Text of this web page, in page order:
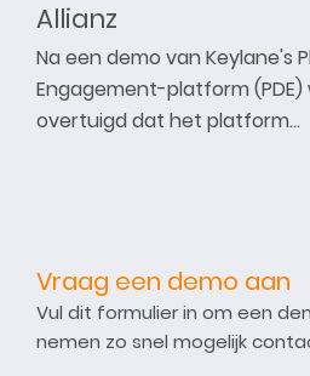
Allianz
Na een demo van Keylane's
Engagement-platform (PDE)
overtuigd dat het platform…
Vraag een demo aan
Vul dit formulier in om een
nemen zo snel mogelijk